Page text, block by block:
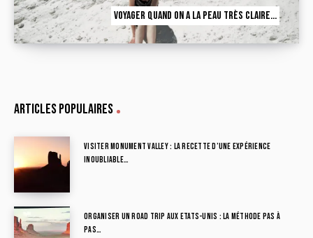
Voyager quand on a la peau très claire…
Articles populaires
Visiter Monument Valley : la recette d’une expérience
inoubliable…
Organiser un road trip aux Etats-Unis : la méthode pas à
pas…